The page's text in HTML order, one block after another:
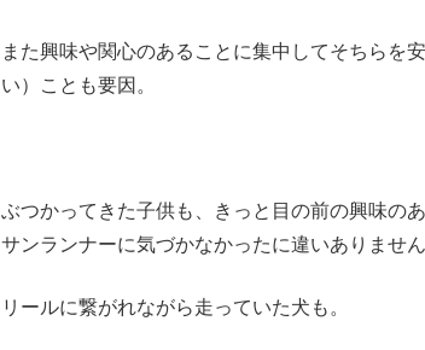
また興味や関心のあることに集中してそちらを
い）ことも要因。
ぶつかってきた子供も、きっと目の前の興味の
サンランナーに気づかなかったに違いありません
リールに繋がれながら走っていた犬も。